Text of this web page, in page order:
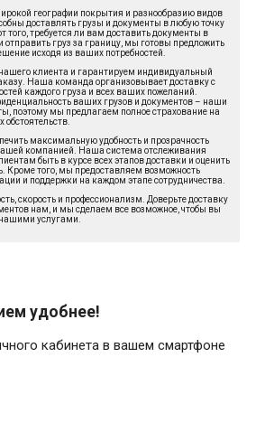
географии покрытия и разнообразию видов
доставлять грузы и документы в любую точку
того, требуется ли вам доставить документы в
отправить груз за границу, мы готовы предложить
исходя из ваших потребностей.
клиента и гарантируем индивидуальный
Наша команда организовывает доставку с
каждого груза и всех ваших пожеланий.
ваших грузов и документов – наши
поэтому мы предлагаем полное страхование на
максимальную удобность и прозрачность
компанией. Наша система отслеживания
быть в курсе всех этапов доставки и оценить
Кроме того, мы предоставляем возможность
и поддержки на каждом этапе сотрудничества.
скорость и профессионализм. Доверьте доставку
нам, и мы сделаем все возможное, чтобы вы
услугами.
удобнее!
кабинета в вашем смартфоне